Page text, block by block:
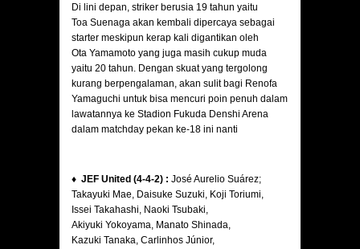
Di lini depan, striker berusia 19 tahun yaitu
Toa Suenaga akan kembali dipercaya sebagai
starter meskipun kerap kali digantikan oleh
Ota Yamamoto yang juga masih cukup muda
yaitu 20 tahun. Dengan skuat yang tergolong
kurang berpengalaman, akan sulit bagi Renofa
Yamaguchi untuk bisa mencuri poin penuh dalam
lawatannya ke Stadion Fukuda Denshi Arena
dalam matchday pekan ke-18 ini nanti
♦ JEF United (4-4-2) : José Aurelio Suárez;
Takayuki Mae, Daisuke Suzuki, Koji Toriumi,
Issei Takahashi, Naoki Tsubaki,
Akiyuki Yokoyama, Manato Shinada,
Kazuki Tanaka, Carlinhos Júnior,